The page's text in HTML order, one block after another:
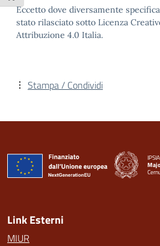
Eccetto dove diversamente
stato rilasciato sotto Licenza
Attribuzione 4.0 Italia.
Stampa / Condividi
IPSIA
Link Esterni
MIUR